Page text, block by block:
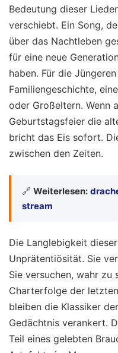
Bedeutung dieser
verschiebt. Ein Song,
über das Nachtleben
für eine neue
haben. Für die
Familiengeschichte,
oder Großeltern. Wenn
Geburtstagsfeier die
bricht das Eis sofort.
zwischen den Zeiten.
🔗 Weiterlesen:
stream
Die Langlebigkeit
Unprätentiösität. Sie
Sie versuchen, wahr zu
Charterfolge der
bleiben die Klassiker
Gedächtnis verankert.
Teil eines gelebten